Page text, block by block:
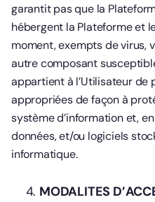
garantit pas que la
hébergent la Plateforme et
moment, exempts de virus,
autre composant
appartient à l’Utilisateur de
appropriées de façon à
système d’information et,
données, et/ou logiciels
informatique.
MODALITES